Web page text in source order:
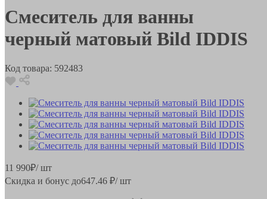
Смеситель для ванны
черный матовый Bild IDDIS
Код товара: 592483
11 990₽/ шт
Скидка и бонус до647.46 ₽/ шт